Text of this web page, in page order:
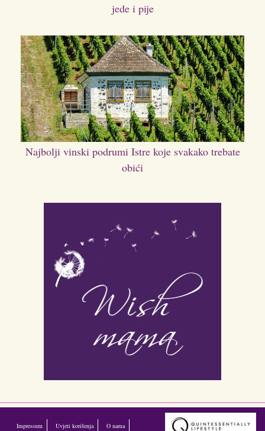
jede i pije
Najbolji vinski podrumi Istre koje svakako trebate
obići
Impressum Uvjeti korišenja O nama